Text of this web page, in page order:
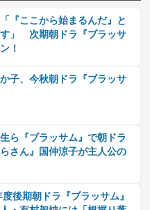
『ここから始まるんだ』と
」 次期朝ドラ『ブラッサ
！
子、今秋朝ドラ『ブラッサ
ら『ブラッサム』で朝ドラ
さん』国仲涼子が主人公の
後期朝ドラ『ブラッサム』